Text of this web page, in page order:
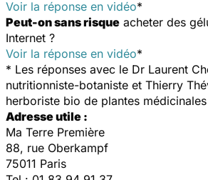
Voir la réponse en vidéo*
Peut-on sans risque acheter des
Internet ?
Voir la réponse en vidéo*
* Les réponses avec le Dr Laurent
nutritionniste-botaniste et Thierry
herboriste bio de plantes médicinales
Adresse utile :
Ma Terre Première
88, rue Oberkampf
75011 Paris